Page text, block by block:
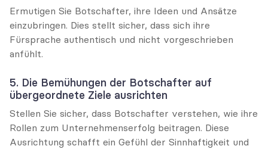
Ermutigen Sie Botschafter, ihre Ideen und Ansätze
einzubringen. Dies stellt sicher, dass sich ihre
Fürsprache authentisch und nicht vorgeschrieben
anfühlt.
5. Die Bemühungen der Botschafter auf
übergeordnete Ziele ausrichten
Stellen Sie sicher, dass Botschafter verstehen, wie ihre
Rollen zum Unternehmenserfolg beitragen. Diese
Ausrichtung schafft ein Gefühl der Sinnhaftigkeit und